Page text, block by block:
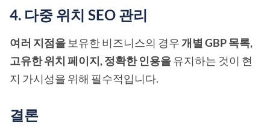
4. 다중 위치 SEO 관리
여러 지점을 보유한 비즈니스의 경우개별 GBP 목록,
고유한 위치 페이지, 정확한 인용을유지하는 것이 현
지 가시성을 위해 필수적입니다.
결론